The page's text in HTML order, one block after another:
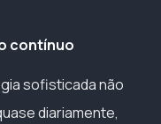
contínuo
sofisticada não
diariamente,